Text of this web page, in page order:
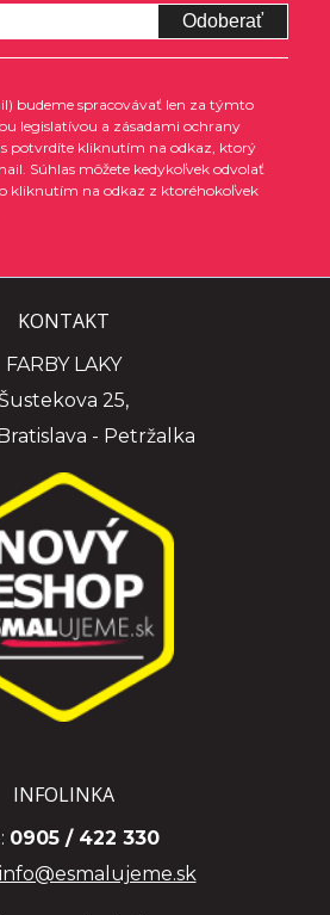
Odoberať
budeme spracovávať len za týmto
legislatívou a zásadami ochrany
potvrdíte kliknutím na odkaz, ktorý
Súhlas môžete kedykoľvek odvolať
kliknutím na odkaz z ktoréhokoľvek
KONTAKT
FARBY LAKY
Šustekova 25,
- Petržalka
INFOLINKA
0905 / 422 330
info@esmalujeme.sk